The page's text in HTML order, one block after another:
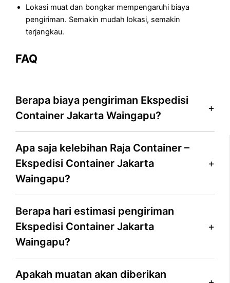
Lokasi muat dan bongkar mempengaruhi biaya
pengiriman. Semakin mudah lokasi, semakin
terjangkau.
FAQ
Berapa biaya pengiriman Ekspedisi
Container Jakarta Waingapu?
Apa saja kelebihan Raja Container –
Ekspedisi Container Jakarta
Waingapu?
Berapa hari estimasi pengiriman
Ekspedisi Container Jakarta
Waingapu?
Apakah muatan akan diberikan